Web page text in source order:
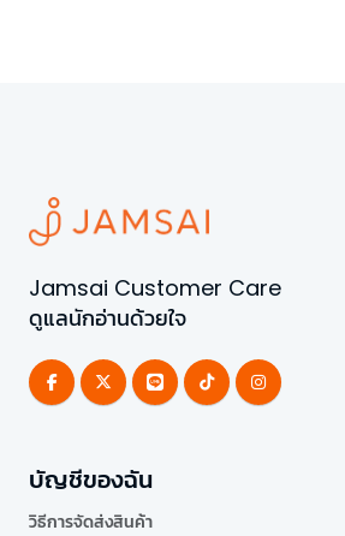
Jamsai Customer Care
ดูแลนักอ่านด้วยใจ
บัญชีของฉัน
วิธีการจัดส่งสินค้า